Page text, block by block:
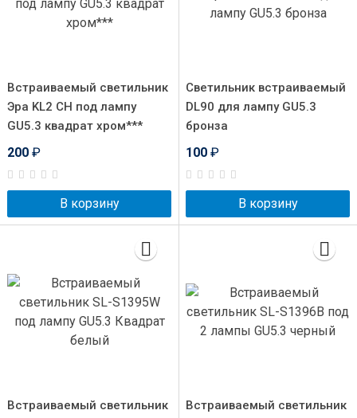
Встраиваемый светильник
Эра KL2 CH под лампу
GU5.3 квадрат хром***
200 ₽
В корзину
Светильник встраиваемый
DL90 для лампу GU5.3
бронза
100 ₽
В корзину
Встраиваемый светильник
Встраиваемый светильник